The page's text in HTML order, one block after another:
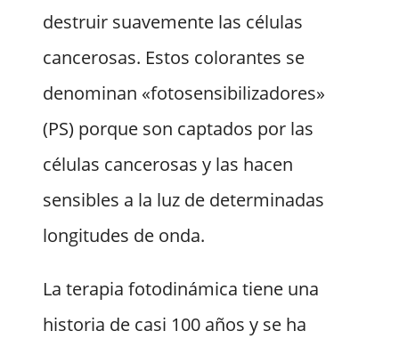
destruir suavemente las células
cancerosas. Estos colorantes se
denominan «fotosensibilizadores»
(PS) porque son captados por las
células cancerosas y las hacen
sensibles a la luz de determinadas
longitudes de onda.
La terapia fotodinámica tiene una
historia de casi 100 años y se ha